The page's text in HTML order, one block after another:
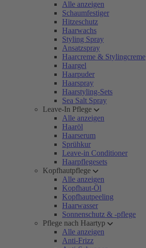
Alle anzeigen
Schaumfestiger
Hitzeschutz
Haarwachs
Styling Spray
Ansatzspray
Haarcreme & Stylingcreme
Haargel
Haarpuder
Haarspray
Haarstyling-Sets
Sea Salt Spray
Leave-In Pflege
Alle anzeigen
Haaröl
Haarserum
Sprühkur
Leave-in Conditioner
Haarpflegesets
Kopfhautpflege
Alle anzeigen
Kopfhaut-Öl
Kopfhautpeeling
Haarwasser
Sonnenschutz & -pflege
Pflege nach Haartyp
Alle anzeigen
Anti-Frizz